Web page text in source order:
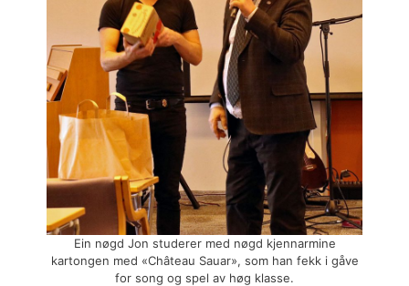
Ein nøgd Jon studerer med nøgd kjennarmine
kartongen med «Château Sauar», som han fekk i gåve
for song og spel av høg klasse.